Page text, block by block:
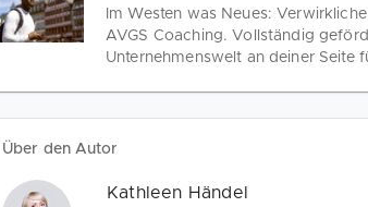
Im Westen was Neues:
AVGS Coaching. Vollständig
Unternehmenswelt an deiner Seite
Über den Autor
Kathleen Händel